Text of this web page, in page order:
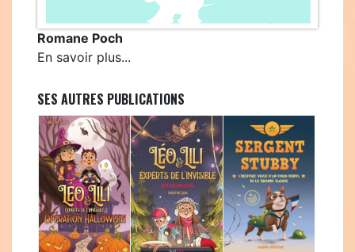
Romane Poch
En savoir plus...
SES AUTRES PUBLICATIONS